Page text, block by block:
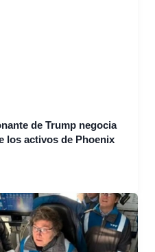
de Trump negocia
los activos de Phoenix